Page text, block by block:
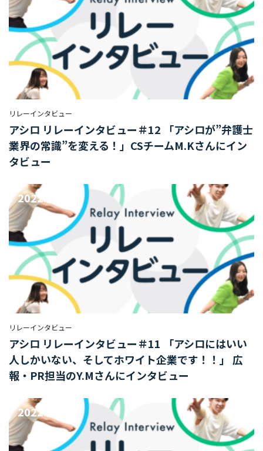
リ
ー
ガ
ル
メ
ィ
ア
事
部
派
メ
デ
ィ
ア
事
業
部
事
業
マ
ー
ケ
ー/
エ
ン
ジ
ニ
リレーインタビュー
アシロ リレーインタビュー＃12 「アシロが”弁護士
業界の常識”を変える！」CSチームM.Kさんにイン
タビュー
2022.11.10
リレーインタビュー
アシロ リレーインタビュー＃11 「アシロにはいい
人しかいない、そしてホワイト企業です！！」 広
報・PR担当のY.Mさんにインタビュー
2022.10.07